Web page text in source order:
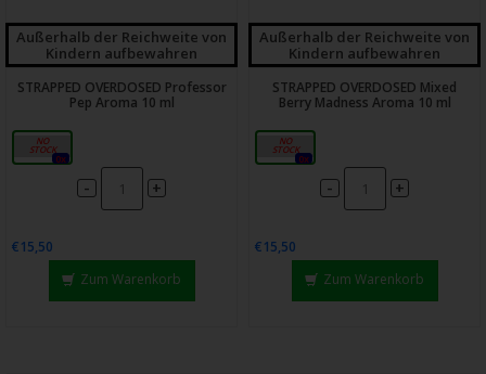
Außerhalb der Reichweite von
Kindern aufbewahren
STRAPPED OVERDOSED Professor
Pep Aroma 10 ml
10ml
0x
- +
€15,50
Zum Warenkorb
Außerhalb der Reichweite von
Kindern aufbewahren
STRAPPED OVERDOSED Mixed
Berry Madness Aroma 10 ml
10ml
0x
- +
€15,50
Zum Warenkorb